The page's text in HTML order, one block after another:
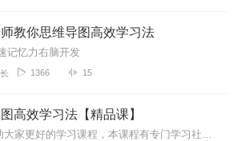
教你思维导图高效学习法
记忆力右脑开发
1366 15
高效学习法【精品课】
为了帮助大家更好的学习课程，本课程有专门学习社群，加老师微信：71874O574，备注：学习，进入我们专属学习社群，让你花最短的时间掌握最多的知识。思维导图又叫...